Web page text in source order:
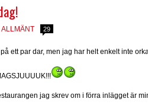
ALLMÄNT 29
ett par dar, men jag har helt enkelt inte
jag skrev om i förra inlägget är